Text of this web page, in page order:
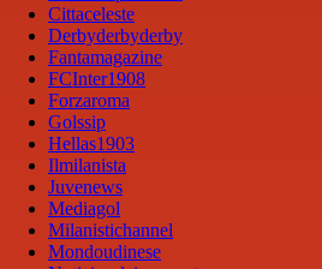
Cittaceleste
Derbyderbyderby
Fantamagazine
FCInter1908
Forzaroma
Golssip
Hellas1903
Ilmilanista
Juvenews
Mediagol
Milanistichannel
Mondoudinese